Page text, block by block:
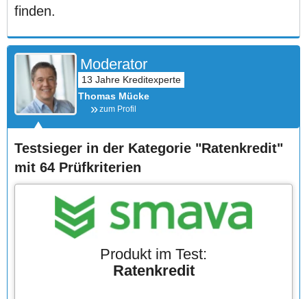
finden.
Moderator
Thomas Mücke
zum Profil
Testsieger in der Kategorie "Ratenkredit"
mit 64 Prüfkriterien
Produkt im Test:
Ratenkredit